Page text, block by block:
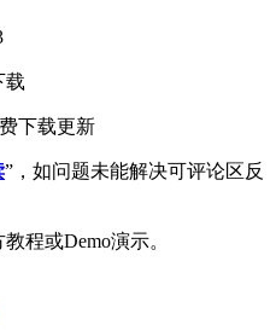
载
下载更新
”，如问题未能解决可评论区反
程或Demo演示。